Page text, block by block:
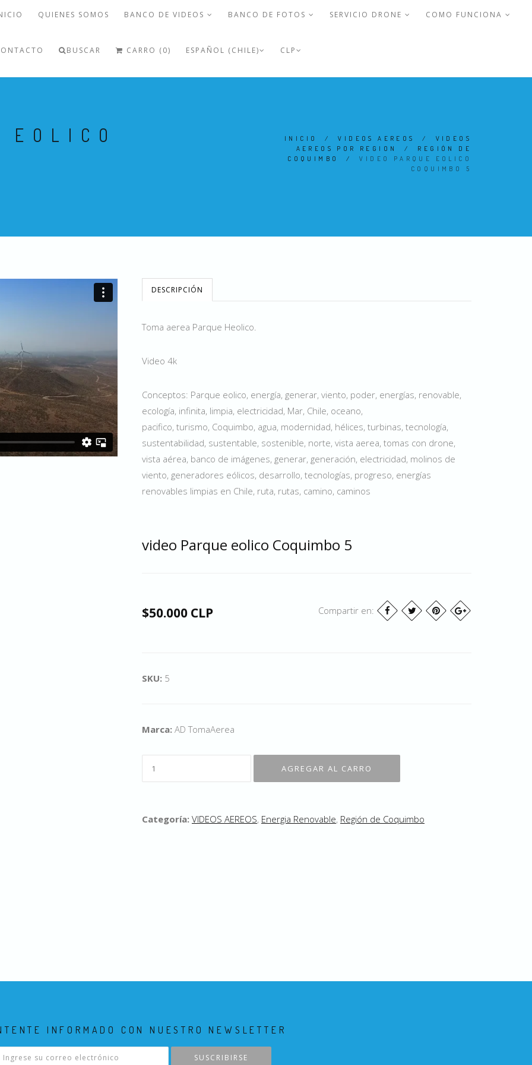
QUIENES SOMOS BANCO DE VIDEOS BANCO DE FOTOS SERVICIO DRONE COMO FUNCIONA
BUSCAR CARRO (0) ESPAÑOL (CHILE) CLP
INICIO /VIDEOS AEREOS / VIDEOS
AEREOS POR REGION
/ REGIÓN DE
COQUIMBO
/VIDEO PARQUE EOLICO
COQUIMBO 5
DESCRIPCIÓN
Toma aerea Parque Heolico.
Video 4k
Conceptos: Parque eolico, energía, generar, viento, poder, energías, renovable,
ecología, infinita, limpia, electricidad, Mar, Chile, oceano,
pacifico, turismo, Coquimbo, agua, modernidad, hélices, turbinas, tecnología,
sustentabilidad, sustentable, sostenible, norte, vista aerea, tomas con drone,
vista aérea, banco de imágenes, generar, generación, electricidad, molinos de
viento, generadores eólicos, desarrollo, tecnologías, progreso, energías
renovables limpias en Chile, ruta, rutas, camino, caminos
video Parque eolico Coquimbo 5
$50.000 CLP Compartir en:
SKU: 5
Marca: AD TomaAerea
Categoría: VIDEOS AEREOS, Energia Renovable, Región de Coquimbo
INFORMADO CON NUESTRO NEWSLETTER
SUSCRIBIRSE